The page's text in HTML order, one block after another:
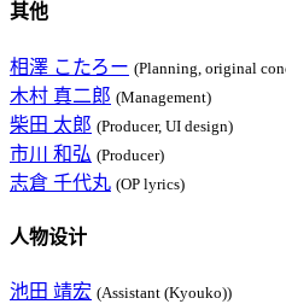
其他
相澤 こたろー (Planning, original
木村 真二郎 (Management)
柴田 太郎 (Producer, UI design)
市川 和弘 (Producer)
志倉 千代丸 (OP lyrics)
人物设计
池田 靖宏 (Assistant (Kyouko))